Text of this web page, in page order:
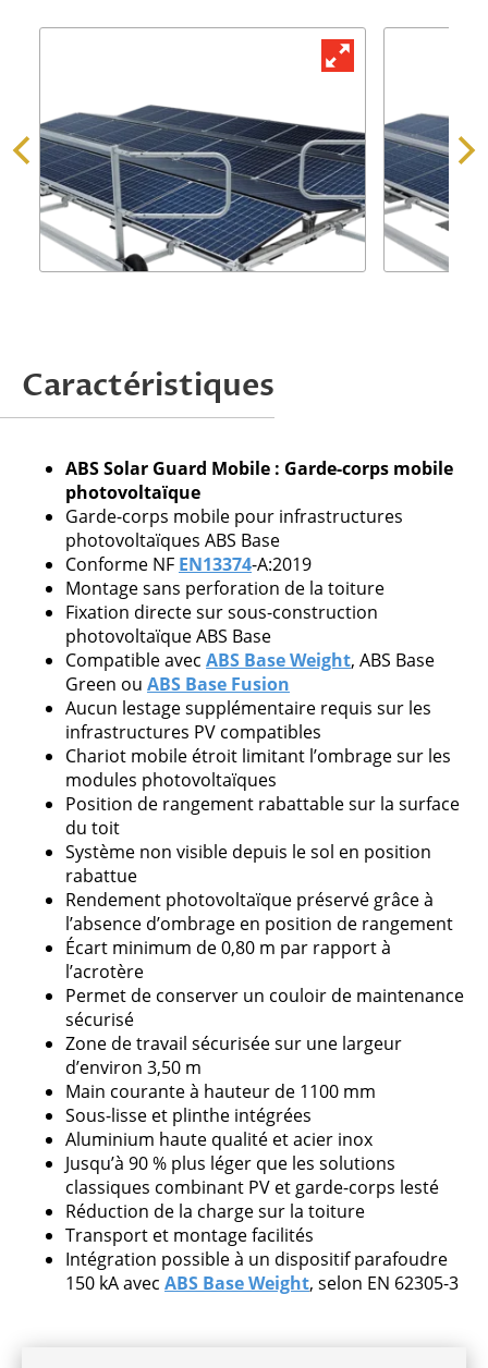
demandes issues de professionnels.
Veuillez
laisser
champ
vide.
Caractéristiques
ABS Solar Guard Mobile : Garde-corps mobile
photovoltaïque
Garde-corps mobile pour infrastructures
photovoltaïques ABS Base
Conforme NF EN13374-A:2019
Montage sans perforation de la toiture
Fixation directe sur sous-construction
photovoltaïque ABS Base
Compatible avec ABS Base Weight, ABS Base
Green ou ABS Base Fusion
Aucun lestage supplémentaire requis sur les
infrastructures PV compatibles
Chariot mobile étroit limitant l’ombrage sur les
modules photovoltaïques
Position de rangement rabattable sur la surface
du toit
Système non visible depuis le sol en position
rabattue
Rendement photovoltaïque préservé grâce à
l’absence d’ombrage en position de rangement
Écart minimum de 0,80 m par rapport à
l’acrotère
Permet de conserver un couloir de maintenance
sécurisé
Zone de travail sécurisée sur une largeur
d’environ 3,50 m
Main courante à hauteur de 1100 mm
Sous-lisse et plinthe intégrées
Aluminium haute qualité et acier inox
Jusqu’à 90 % plus léger que les solutions
classiques combinant PV et garde-corps lesté
Réduction de la charge sur la toiture
Transport et montage facilités
Intégration possible à un dispositif parafoudre
150 kA avec ABS Base Weight, selon EN 62305-3